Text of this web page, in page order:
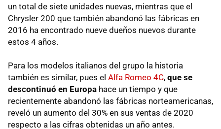
un total de siete unidades nuevas, mientras que el
Chrysler 200 que también abandonó las fábricas en
2016 ha encontrado nueve dueños nuevos durante
estos 4 años.
Para los modelos italianos del grupo la historia
también es similar, pues el Alfa Romeo 4C, que se
descontinuó en Europa hace un tiempo y que
recientemente abandonó las fábricas norteamericanas,
reveló un aumento del 30% en sus ventas de 2020
respecto a las cifras obtenidas un año antes.